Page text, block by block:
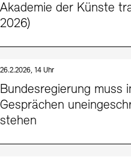
Akademie der Künste
2026)
26.2.2026, 14 Uhr
Bundesregierung muss
Gesprächen
stehen